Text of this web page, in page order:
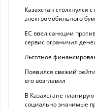
Казахстан столкнулся
электромобильного
ЕС ввел санкции
сервис ограничил
Льготное
Появился свежий
его возглавил
В Казахстане
социально значимые